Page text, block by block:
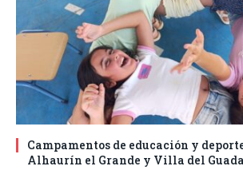
Campamentos de educación y
Alhaurín el Grande y Villa del